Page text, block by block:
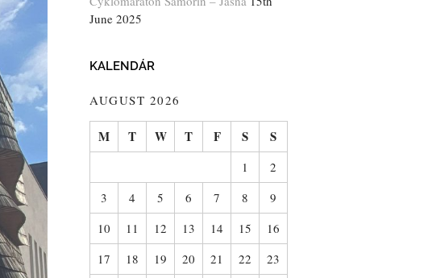
June 2025
KALENDÁR
AUGUST 2026
M T W T F S S
1
2
3
4 5 6 7 8
9
10
11 12 13 14 15
16
17
18 19 20 21 22
23